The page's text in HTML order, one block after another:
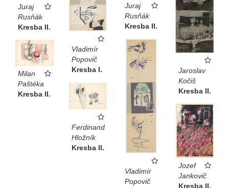
Juraj
Rusňák
Kresba II.
Juraj
Rusňák
Kresba II.
Jaroslav
Kočiš
Kresba II.
Vladimír
Popovič
Kresba I.
Vladimír
Popovič
Milan
Paštéka
Kresba II.
Ferdinand
Hložník
Kresba II.
Jozef
Jankovič
Kresba II.